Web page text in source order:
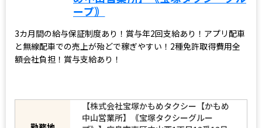
ープ｠
3カ月間の給与保証制度あり！賞与年2回支給あり！アプリ配車
と無線配車での売上が殆どで稼ぎやすい！2種免許取得費用全
額会社負担！賞与支給あり！
【株式会社宝塚かもめタクシー【かもめ